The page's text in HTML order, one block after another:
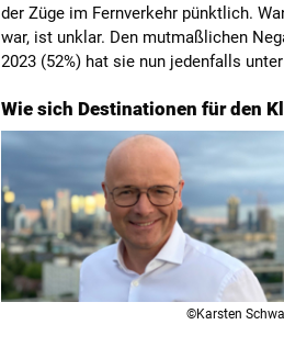
der Züge im Fernverkehr pünktlich.
war, ist unklar. Den mutmaßlichen
2023 (52%) hat sie nun jedenfalls
Wie sich Destinationen für den
©Karsten